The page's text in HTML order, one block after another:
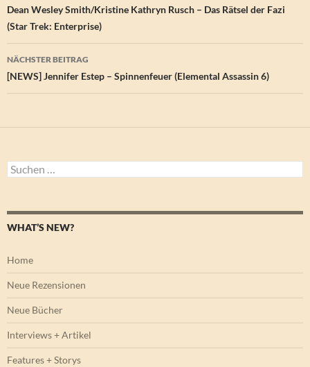
Dean Wesley Smith/Kristine Kathryn Rusch – Das Rätsel der Fazi
(Star Trek: Enterprise)
NÄCHSTER BEITRAG
[NEWS] Jennifer Estep – Spinnenfeuer (Elemental Assassin 6)
Suchen
nach:
WHAT’S NEW?
Home
Neue Rezensionen
Neue Bücher
Interviews + Artikel
Features + Storys